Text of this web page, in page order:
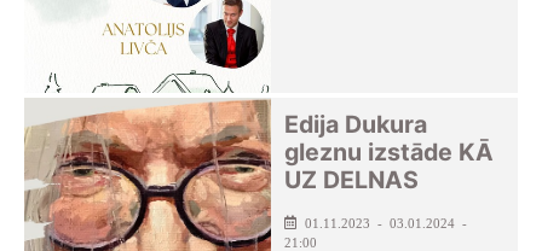
Edija Dukura
gleznu izstāde KĀ
UZ DELNAS
01.11.2023 - 03.01.2024 -
21:00